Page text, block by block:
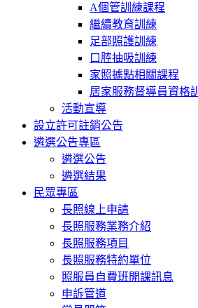
A個管訓練課程
繼續教育訓練
足部照護訓練
口腔抽吸訓練
家照據點相關課程
居家服務督導員資格
活動宣導
設立許可註銷公告
遴選公告專區
遴選公告
遴選結果
民眾專區
長照線上申請
長照服務業務介紹
長照服務項目
長照服務特約單位
照服員自費班開課訊息
申訴管道